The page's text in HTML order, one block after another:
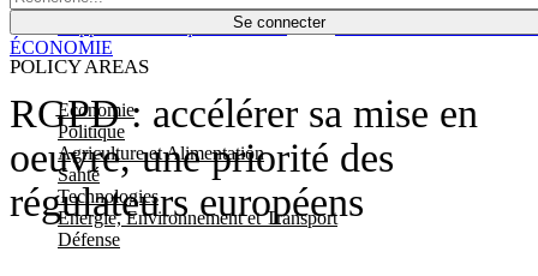
Se connecter
POLICY AREAS
Economie
Politique
Agriculture et Alimentation
Santé
Technologies
Energie, Environnement et Transport
Défense
Économie
RGPD : accélérer sa mise en
oeuvre, une priorité des
régulateurs européens
ÉCONOMIE